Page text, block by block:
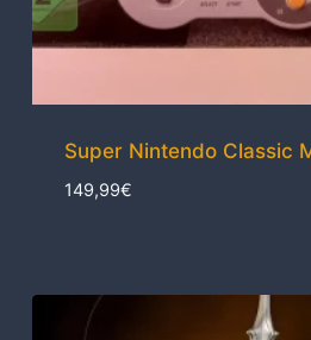
Super Nintendo Classic
149,99€